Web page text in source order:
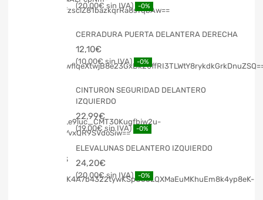
20,00€ -0%
CERRADURA PUERTA DELANTERA DERECHA
12,10€
10,00€ -0%
CINTURON SEGURIDAD DELANTERO
IZQUIERDO
22,99€
19,00€ -0%
ELEVALUNAS DELANTERO IZQUIERDO
24,20€
20,00€ -0%